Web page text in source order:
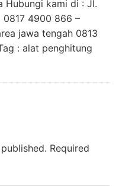
Hubungi kami di : Jl.
4900 866 –
jawa tengah 0813
: alat penghitung
Required